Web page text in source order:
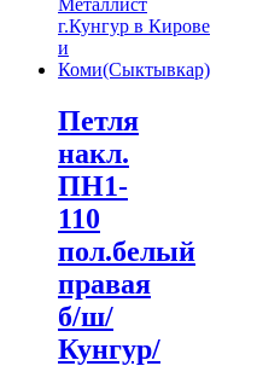
Петля
накл.
ПН1-
110
пол.белый
правая
б/ш/
Кунгур/